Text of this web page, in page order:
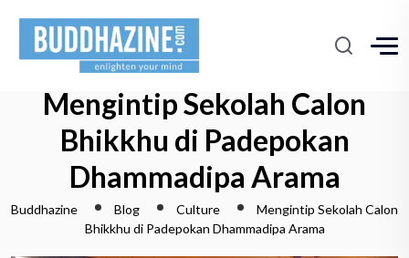
Mengintip Sekolah Calon
Bhikkhu di Padepokan
Dhammadipa Arama
Buddhazine Blog Culture
Mengintip Sekolah Calon
Bhikkhu di Padepokan Dhammadipa Arama